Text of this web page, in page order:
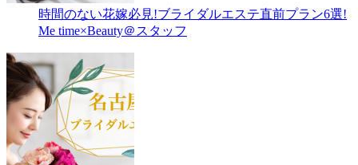
時間のない花嫁必見!ブライダルエステ直前プラン6選!
Me time×Beauty＠スタッフ